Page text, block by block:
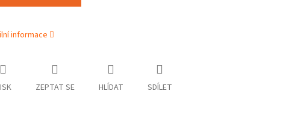
informace
ZEPTAT SE HLÍDAT SDÍLET